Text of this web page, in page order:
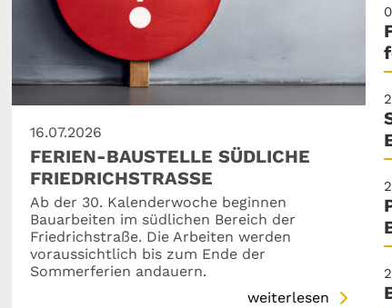
16.07.2026
FERIEN-BAUSTELLE SÜDLICHE
FRIEDRICHSTRASSE
Ab der 30. Kalenderwoche beginnen
Bauarbeiten im südlichen Bereich der
Friedrichstraße. Die Arbeiten werden
voraussichtlich bis zum Ende der
Sommerferien andauern.
weiterlesen